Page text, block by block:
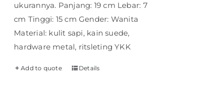
ukurannya. Panjang: 19 cm Lebar: 7
cm Tinggi: 15 cm Gender: Wanita
Material: kulit sapi, kain suede,
hardware metal, ritsleting YKK
Add to quote Details